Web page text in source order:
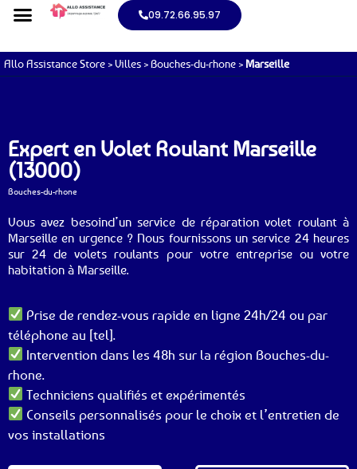
09.72.66.95.97
Allo Assistance Store >Villes >Bouches-du-rhone > Marseille
Expert en Volet Roulant Marseille
(13000)
Bouches-du-rhone
Vous avez besoind’un service de réparation volet roulant à
Marseille en urgence ? Nous fournissons un service 24 heures
sur 24 de volets roulants pour votre entreprise ou votre
habitation à Marseille.
Prise de rendez-vous rapide en ligne 24h/24 ou par
téléphone au [tel].
Intervention dans les 48h sur la région Bouches-du-
rhone.
Techniciens qualifiés et expérimentés
Conseils personnalisés pour le choix et l’entretien de
vos installations